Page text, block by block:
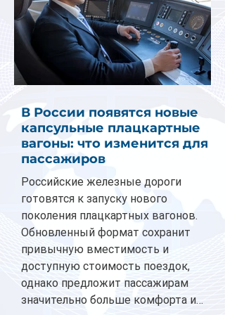
В России появятся новые
капсульные плацкартные
вагоны: что изменится для
пассажиров
Российские железные дороги
готовятся к запуску нового
поколения плацкартных вагонов.
Обновленный формат сохранит
привычную вместимость и
доступную стоимость поездок,
однако предложит пассажирам
значительно больше комфорта и